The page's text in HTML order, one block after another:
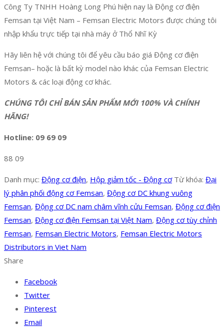
Công Ty TNHH Hoàng Long Phú hiện nay là Động cơ điện
Femsan tại Việt Nam – Femsan Electric Motors được chúng tôi
nhập khẩu trực tiếp tại nhà máy ở Thổ Nhĩ Kỳ
Hãy liên hệ với chúng tôi để yêu cầu báo giá Động cơ điện
Femsan– hoặc là bất kỳ model nào khác của Femsan Electric
Motors & các loại động cơ khác.
CHÚNG TÔI CHỈ BÁN SẢN PHẨM MỚI 100% VÀ CHÍNH
HÃNG!
Hotline: 09 69 09
88 09
Danh mục: Động cơ điện, Hộp giảm tốc - Động cơ Từ khóa: Đại
lý phân phối động cơ Femsan, Động cơ DC khung vuông
Femsan, Động cơ DC nam châm vĩnh cửu Femsan, Động cơ điện
Femsan, Động cơ điện Femsan tại Việt Nam, Động cơ tùy chỉnh
Femsan, Femsan Electric Motors, Femsan Electric Motors
Distributors in Viet Nam
Share
Facebook
Twitter
Pinterest
Email